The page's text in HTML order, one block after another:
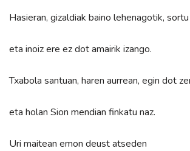
Hasieran, gizaldiak baino lehenagotik, sortu
eta inoiz ere ez dot amairik izango.
Txabola santuan, haren aurrean, egin dot
eta holan Sion mendian finkatu naz.
Uri maitean emon deust atseden